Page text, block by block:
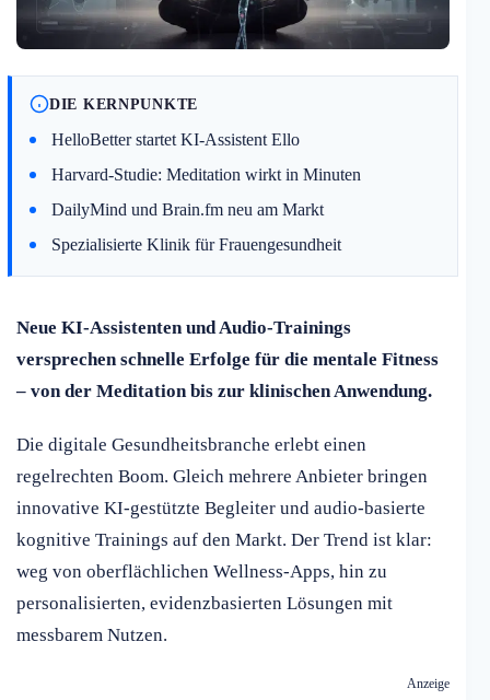
DIE KERNPUNKTE
HelloBetter startet KI-Assistent Ello
Harvard-Studie: Meditation wirkt in Minuten
DailyMind und Brain.fm neu am Markt
Spezialisierte Klinik für Frauengesundheit
Neue KI-Assistenten und Audio-Trainings
versprechen schnelle Erfolge für die mentale Fitness
– von der Meditation bis zur klinischen Anwendung.
Die digitale Gesundheitsbranche erlebt einen
regelrechten Boom. Gleich mehrere Anbieter bringen
innovative KI-gestützte Begleiter und audio-basierte
kognitive Trainings auf den Markt. Der Trend ist klar:
weg von oberflächlichen Wellness-Apps, hin zu
personalisierten, evidenzbasierten Lösungen mit
messbarem Nutzen.
Anzeige